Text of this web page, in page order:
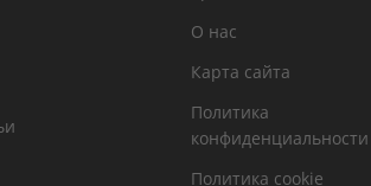
О нас
Карта сайта
Политика
конфиденциальности
Политика cookie